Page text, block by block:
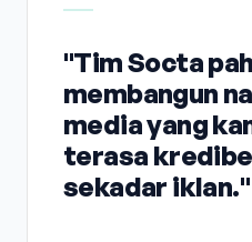
"Tim Socta
membangun
media yang
terasa
sekadar iklan."